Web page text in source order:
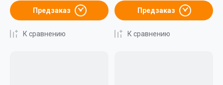
Предзаказ
К сравнению
Предзаказ
К сравнению